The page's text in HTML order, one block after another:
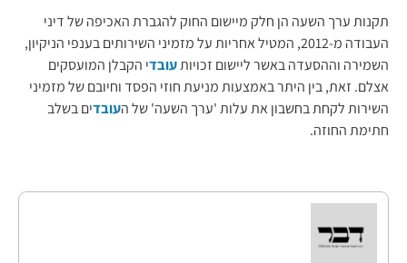
תקנות ערך השעה הן חלק מיישום החוק להגברת האכיפה של דיני
העבודה מ-2012, המטיל אחריות על מזמיני השירותים בענפי הניקיון,
השמירה וההסעדה באשר ליישום זכויותעובדי הקבלן המועסקים
אצלם. זאת, בין היתר באמצעות מניעת חוזי הפסד וחיובם של מזמיני
השירות לקחת בחשבון את עלות 'ערך השעה' של העובדים בשלב
חתימת החוזה.